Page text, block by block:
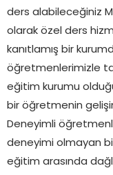
ders alabileceğiniz
olarak özel ders
kanıtlamış bir
öğretmenlerimizle
eğitim kurumu
bir öğretmenin
Deneyimli
deneyimi olmayan
eğitim arasında